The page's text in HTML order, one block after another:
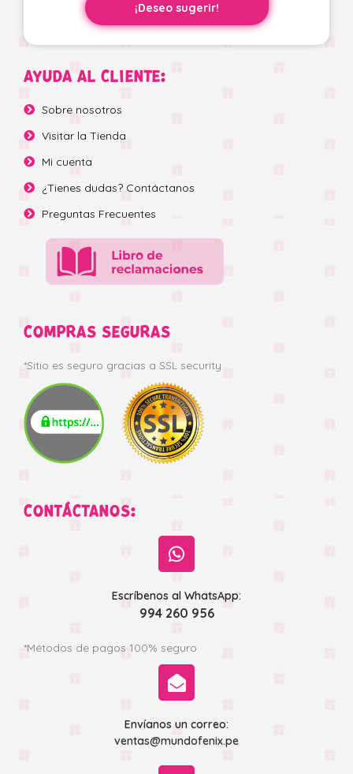
¡Deseo sugerir!
AYUDA AL CLIENTE:
Sobre nosotros
Visitar la Tienda
Mi cuenta
¿Tienes dudas? Contáctanos
Preguntas Frecuentes
COMPRAS SEGURAS
*Sitio es seguro gracias a SSL security
CONTÁCTANOS:
Escríbenos al WhatsApp:
994 260 956
*Métodos de pagos 100% seguro
Envíanos un correo:
ventas@mundofenix.pe